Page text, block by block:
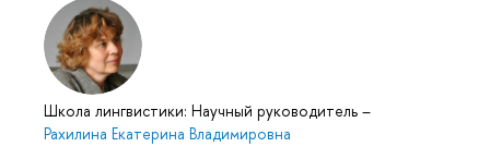
Школа лингвистики: Научный руководитель –
Рахилина Екатерина Владимировна